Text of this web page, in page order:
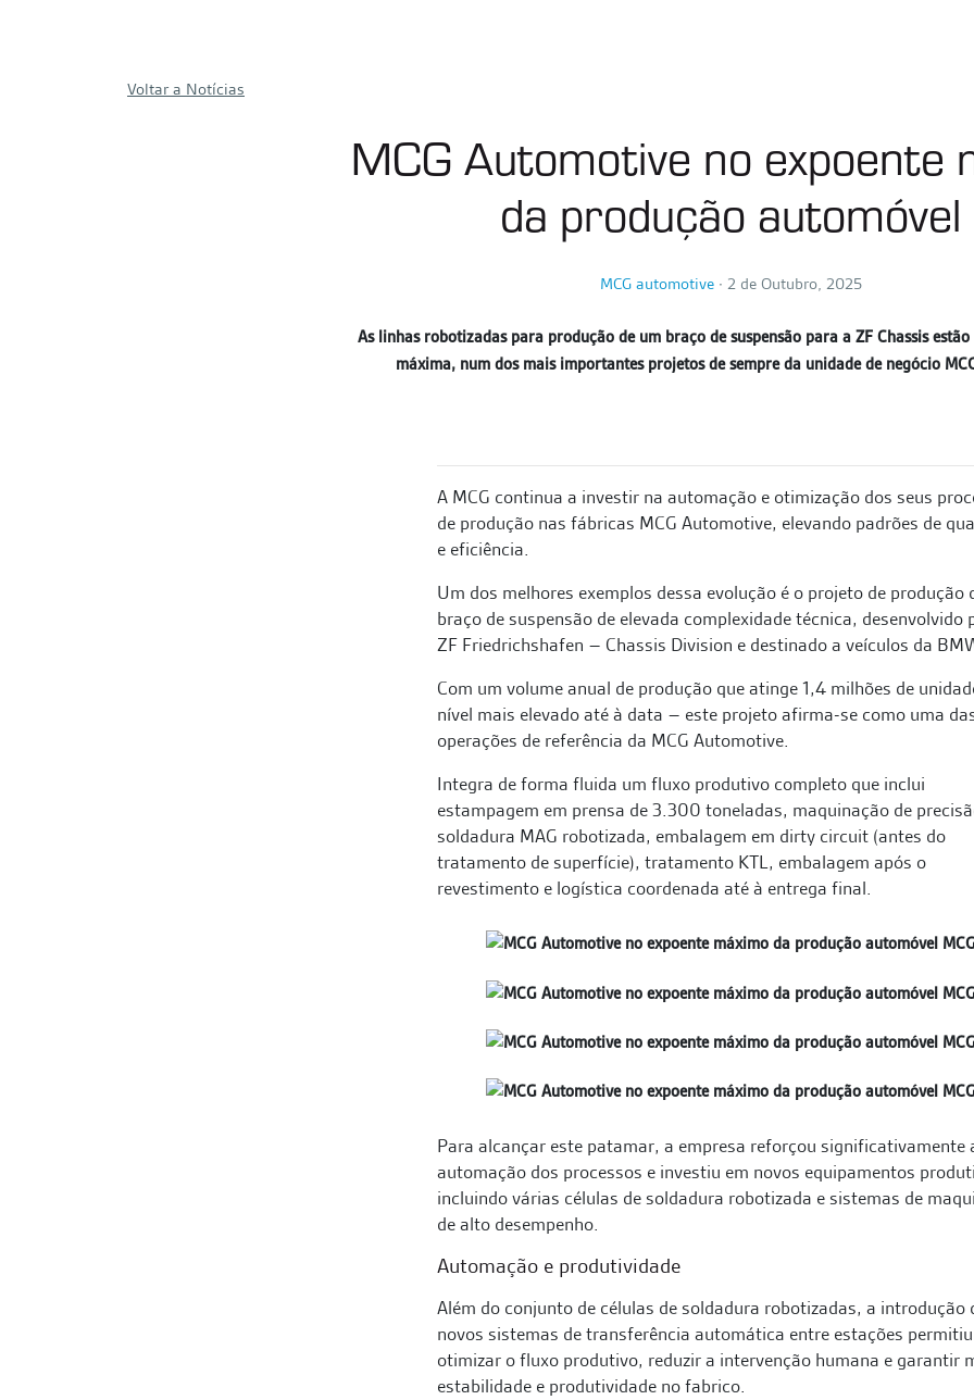
Voltar a Notícias
MCG Automotive no expoente
da produção automóvel
MCG automotive ∙ 2 de Outubro, 2025
As linhas robotizadas para produção de um braço de suspensão para a ZF Chassis
máxima, num dos mais importantes projetos de sempre da unidade de negócio
A MCG continua a investir na automação e otimização dos seus
de produção nas fábricas MCG Automotive, elevando padrões de
e eficiência.
Um dos melhores exemplos dessa evolução é o projeto de produção
braço de suspensão de elevada complexidade técnica, desenvolvido
ZF Friedrichshafen – Chassis Division e destinado a veículos da
Com um volume anual de produção que atinge 1,4 milhões de
nível mais elevado até à data – este projeto afirma-se como uma
operações de referência da MCG Automotive.
Integra de forma fluida um fluxo produtivo completo que inclui
estampagem em prensa de 3.300 toneladas, maquinação de
soldadura MAG robotizada, embalagem em dirty circuit (antes do
tratamento de superfície), tratamento KTL, embalagem após o
revestimento e logística coordenada até à entrega final.
Para alcançar este patamar, a empresa reforçou significativamente
automação dos processos e investiu em novos equipamentos
incluindo várias células de soldadura robotizada e sistemas de
de alto desempenho.
Automação e produtividade
Além do conjunto de células de soldadura robotizadas, a introdução
novos sistemas de transferência automática entre estações permitiu
otimizar o fluxo produtivo, reduzir a intervenção humana e garantir
estabilidade e produtividade no fabrico.